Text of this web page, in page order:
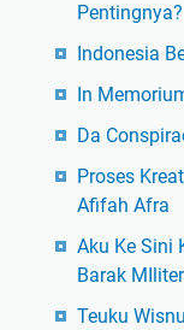
Pentingnya?
Indonesia
In
Da
Proses
Afifah Afra
Aku Ke Sini
Barak
Teuku